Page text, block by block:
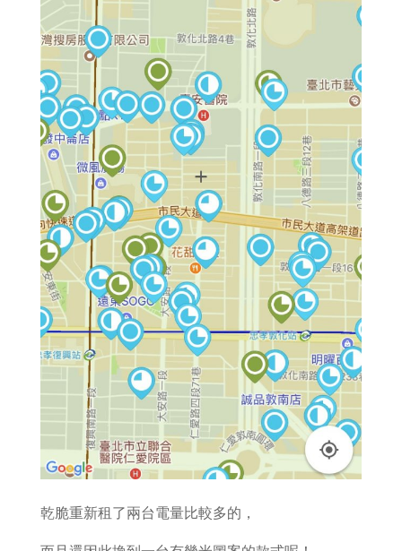
乾脆重新租了兩台電量比較多的，